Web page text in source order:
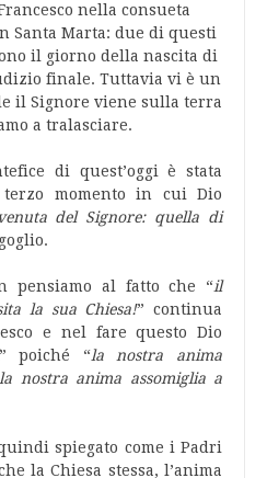
nella consueta
Santa Marta: due di questi
il giorno della nascita di
finale. Tuttavia vi è un
il Signore viene sulla terra
a tralasciare.
di quest’oggi è stata
terzo momento in cui Dio
del Signore: quella di
pensiamo al fatto che “il
la sua Chiesa!” continua
e nel fare questo Dio
poiché “la nostra anima
nostra anima assomiglia a
spiegato come i Padri
la Chiesa stessa, l’anima